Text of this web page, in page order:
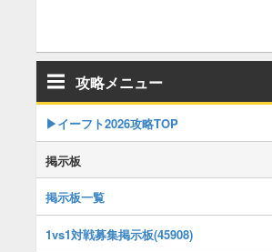
攻略メニュー
▶イーフト2026攻略TOP
掲示板
掲示板一覧
1vs1対戦募集掲示板(45908)